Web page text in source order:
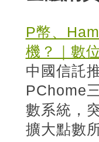
P幣、
機？｜數
中國信託
PChome
數系統，
擴大點數